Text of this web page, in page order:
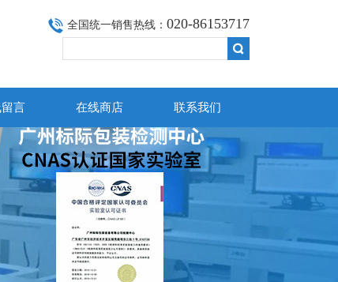
全国统一销售热线： 020-86153717
言 在线商店 联系我们